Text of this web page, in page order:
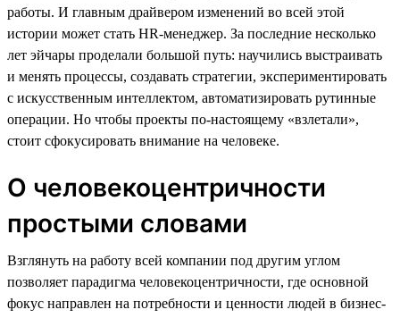
работы. И главным драйвером изменений во всей этой
истории может стать HR-менеджер. За последние несколько
лет эйчары проделали большой путь: научились выстраивать
и менять процессы, создавать стратегии, экспериментировать
с искусственным интеллектом, автоматизировать рутинные
операции. Но чтобы проекты по-настоящему «взлетали»,
стоит сфокусировать внимание на человеке.
О человекоцентричности
простыми словами
Взглянуть на работу всей компании под другим углом
позволяет парадигма человекоцентричности, где основной
фокус направлен на потребности и ценности людей в бизнес-